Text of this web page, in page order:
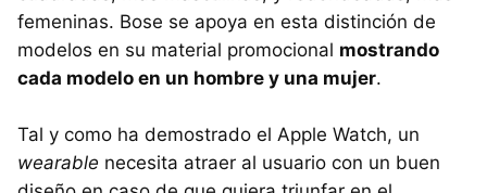
femeninas. Bose se apoya en esta distinción de
modelos en su material promocional mostrando
cada modelo en un hombre y una mujer.
Tal y como ha demostrado el Apple Watch, un
wearable necesita atraer al usuario con un buen